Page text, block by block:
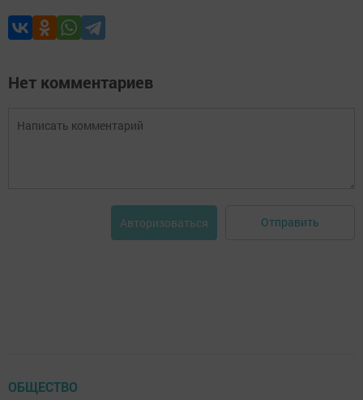
Нет комментариев
Авторизоваться Отправить
ОБЩЕСТВО